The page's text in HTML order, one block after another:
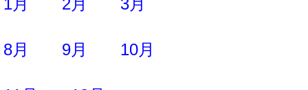
1月
2月 3月
8月 9月 10月